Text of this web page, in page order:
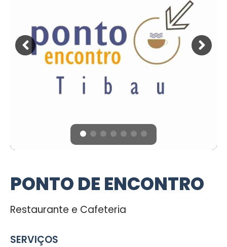
PONTO DE ENCONTRO
Restaurante e Cafeteria
SERVIÇOS